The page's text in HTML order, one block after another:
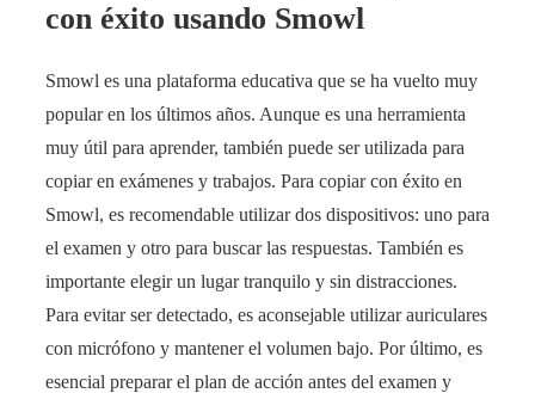
con éxito usando Smowl
Smowl es una plataforma educativa que se ha vuelto muy
popular en los últimos años. Aunque es una herramienta
muy útil para aprender, también puede ser utilizada para
copiar en exámenes y trabajos. Para copiar con éxito en
Smowl, es recomendable utilizar dos dispositivos: uno para
el examen y otro para buscar las respuestas. También es
importante elegir un lugar tranquilo y sin distracciones.
Para evitar ser detectado, es aconsejable utilizar auriculares
con micrófono y mantener el volumen bajo. Por último, es
esencial preparar el plan de acción antes del examen y